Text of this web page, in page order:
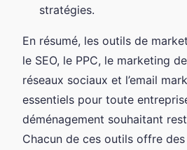
stratégies.
En résumé, les outils de
le SEO, le PPC, le marketing
réseaux sociaux et l’email
essentiels pour toute
déménagement souhaitant
Chacun de ces outils offre